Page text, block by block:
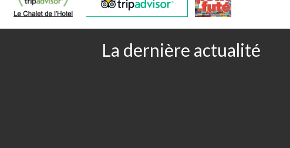
La dernière actualité